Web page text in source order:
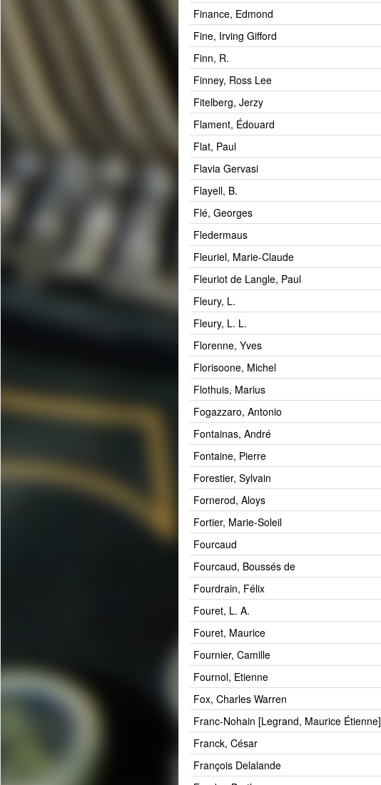
Finance, Edmond
Fine, Irving Gifford
Finn, R.
Finney, Ross Lee
Fitelberg, Jerzy
Flament, Édouard
Flat, Paul
Flavia Gervasi
Flayell, B.
Flé, Georges
Fledermaus
Fleuriel, Marie-Claude
Fleuriot de Langle, Paul
Fleury, L.
Fleury, L. L.
Florenne, Yves
Florisoone, Michel
Flothuis, Marius
Fogazzaro, Antonio
Fontainas, André
Fontaine, Pierre
Forestier, Sylvain
Fornerod, Aloys
Fortier, Marie-Soleil
Fourcaud
Fourcaud, Boussés de
Fourdrain, Félix
Fouret, L. A.
Fouret, Maurice
Fournier, Camille
Fournol, Etienne
Fox, Charles Warren
Franc-Nohain [Legrand, Maurice Étienne]
Franck, César
François Delalande